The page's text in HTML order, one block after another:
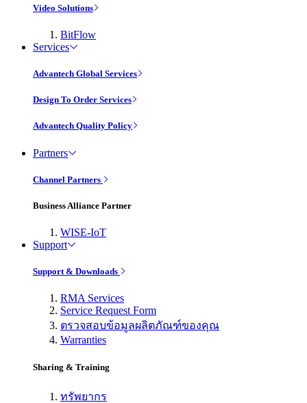
Video Solutions
BitFlow
Services
Advantech Global Services
Design To Order Services
Advantech Quality Policy
Partners
Channel Partners
Business Alliance Partner
WISE-IoT
Support
Support & Downloads
RMA Services
Service Request Form
ตรวจสอบข้อมูลผลิตภัณฑ์ของคุณ
Warranties
Sharing & Training
ทรัพยากร